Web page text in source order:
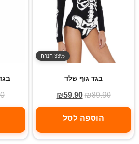
33% הנחה
בגד גוף שלד
₪89.90
₪59.90
הוספה לסל